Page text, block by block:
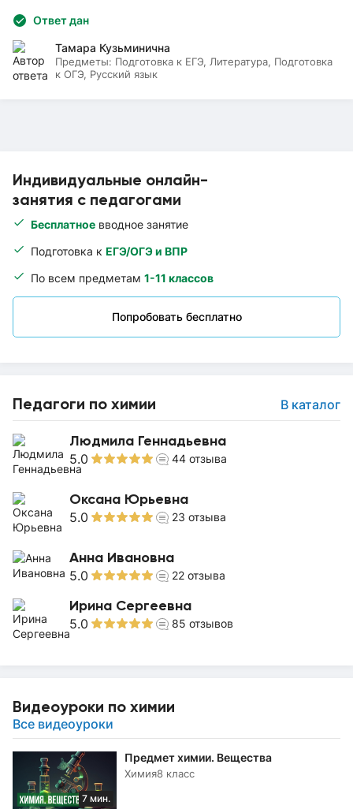
Индивидуальные онлайн-
занятия с педагогами
Бесплатное вводное занятие
Подготовка к ЕГЭ/ОГЭ и ВПР
По всем предметам 1-11 классов
Попробовать бесплатно
Педагоги по химии В каталог
Людмила Геннадьевна
5.0 44 отзыва
Оксана Юрьевна
5.0 23 отзыва
Анна Ивановна
5.0 22 отзыва
Ирина Сергеевна
5.0 85 отзывов
Видеоуроки по химии
Все видеоуроки
7 мин.
Предмет химии. Вещества
Химия8 класс
Ответ дан
Тамара Кузьминична
Предметы: Подготовка к ЕГЭ, Литература, Подготовка
к ОГЭ, Русский язык